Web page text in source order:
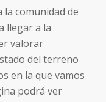
comunidad de
llegar a la
valorar
del terreno
en la que vamos
podrá ver